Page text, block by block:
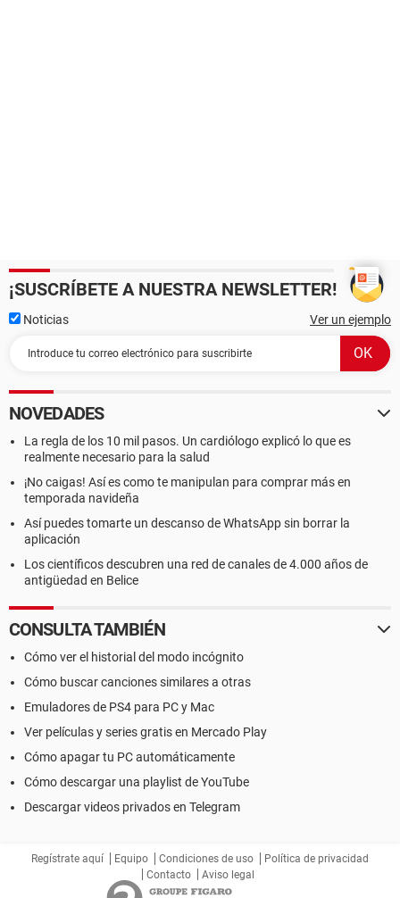
¡SUSCRÍBETE A NUESTRA NEWSLETTER!
Noticias Ver un ejemplo
NOVEDADES
La regla de los 10 mil pasos. Un cardiólogo explicó lo que es
realmente necesario para la salud
¡No caigas! Así es como te manipulan para comprar más en
temporada navideña
Así puedes tomarte un descanso de WhatsApp sin borrar la
aplicación
Los científicos descubren una red de canales de 4.000 años de
antigüedad en Belice
CONSULTA TAMBIÉN
Cómo ver el historial del modo incógnito
Cómo buscar canciones similares a otras
Emuladores de PS4 para PC y Mac
Ver películas y series gratis en Mercado Play
Cómo apagar tu PC automáticamente
Cómo descargar una playlist de YouTube
Descargar videos privados en Telegram
Regístrate aquí Equipo Condiciones de uso
Política de privacidad
Contacto
Aviso legal